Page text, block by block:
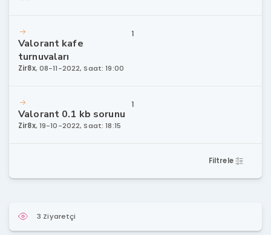
Valorant kafe
turnuvaları
Zir8x, 08-11-2022, Saat: 19:00
1
Valorant 0.1 kb sorunu
Zir8x, 19-10-2022, Saat: 18:15
1
Filtrele
3 Ziyaretçi